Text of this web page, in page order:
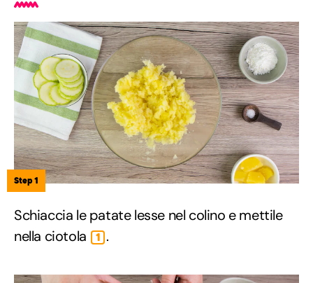
Step 1
Schiaccia le patate lesse nel colino e mettile
nella ciotola
1 .